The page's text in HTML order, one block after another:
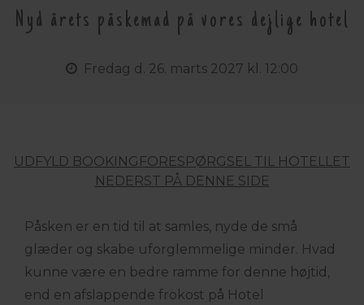
Nyd årets påskemad på vores dejlige hotel
Fredag d. 26. marts 2027 kl. 12:00
UDFYLD BOOKINGFORESPØRGSEL TIL HOTELLET
NEDERST PÅ DENNE SIDE
Påsken er en tid til at samles, nyde de små
glæder og skabe uforglemmelige minder. Hvad
kunne være en bedre ramme for denne højtid,
end en afslappende frokost på Hotel